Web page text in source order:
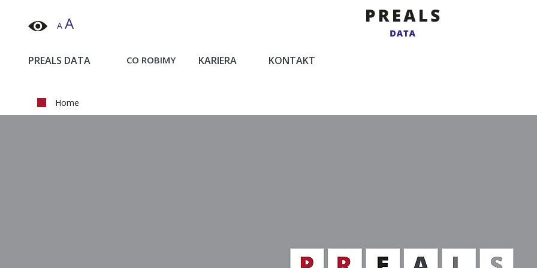
Usuwanie treści z odpowiedzi AI
A A
PREALS DATA CO ROBIMY KARIERA KONTAKT
Home